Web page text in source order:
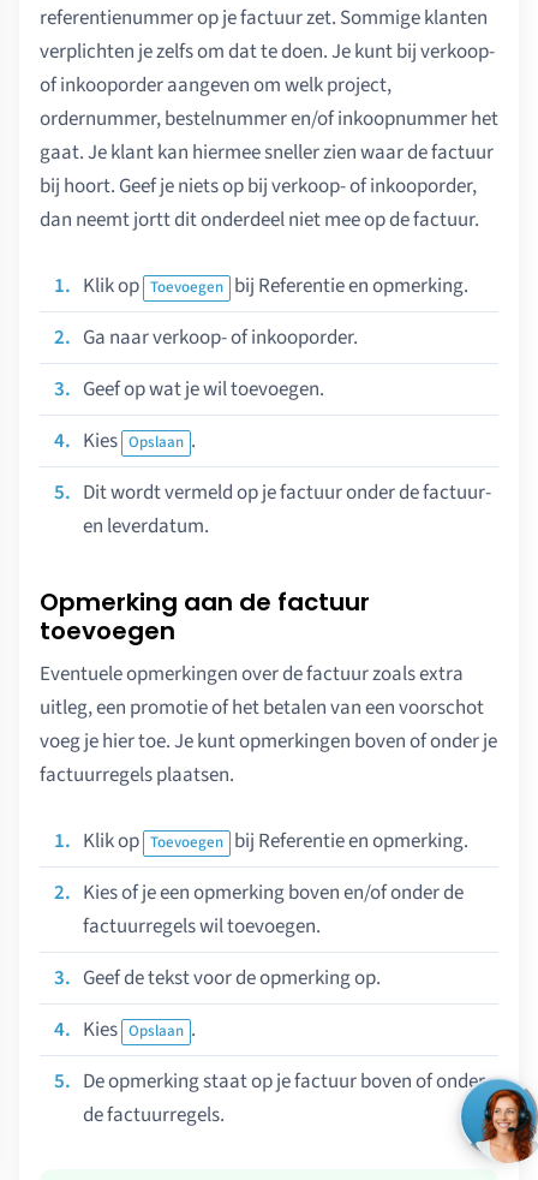
referentienummer op je factuur zet. Sommige klanten
verplichten je zelfs om dat te doen. Je kunt bij verkoop-
of inkooporder aangeven om welk project,
ordernummer, bestelnummer en/of inkoopnummer het
gaat. Je klant kan hiermee sneller zien waar de factuur
bij hoort. Geef je niets op bij verkoop- of inkooporder,
dan neemt jortt dit onderdeel niet mee op de factuur.
Klik op Toevoegen bij Referentie en opmerking.
Ga naar verkoop- of inkooporder.
Geef op wat je wil toevoegen.
Kies Opslaan .
Dit wordt vermeld op je factuur onder de factuur-
en leverdatum.
Opmerking aan de factuur
toevoegen
Eventuele opmerkingen over de factuur zoals extra
uitleg, een promotie of het betalen van een voorschot
voeg je hier toe. Je kunt opmerkingen boven of onder je
factuurregels plaatsen.
Klik op Toevoegen bij Referentie en opmerking.
Kies of je een opmerking boven en/of onder de
factuurregels wil toevoegen.
Geef de tekst voor de opmerking op.
Kies Opslaan .
De opmerking staat op je factuur boven of onder
de factuurregels.